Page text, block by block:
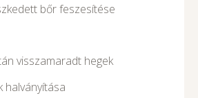
bőr feszesítése
visszamaradt hegek
halványítása